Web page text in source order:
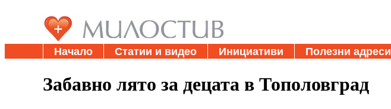
Начало Статии и видео Инициативи Полезни адреси
Забавно лято за децата в Тополовград